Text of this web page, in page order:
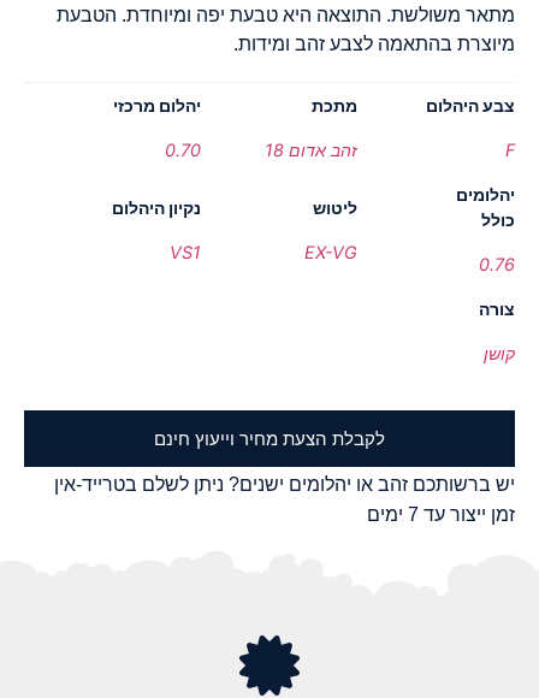
מתאר משולשת. התוצאה היא טבעת יפה ומיוחדת. הטבעת
מיוצרת בהתאמה לצבע זהב ומידות.
צבע היהלום
F
מתכת
זהב אדום 18
יהלום מרכזי
0.70
יהלומים
כולל
0.76
ליטוש
EX-VG
נקיון היהלום
VS1
צורה
קושן
לקבלת הצעת מחיר וייעוץ חינם
יש ברשותכם זהב או יהלומים ישנים? ניתן לשלם בטרייד-אין
זמן ייצור עד 7 ימים